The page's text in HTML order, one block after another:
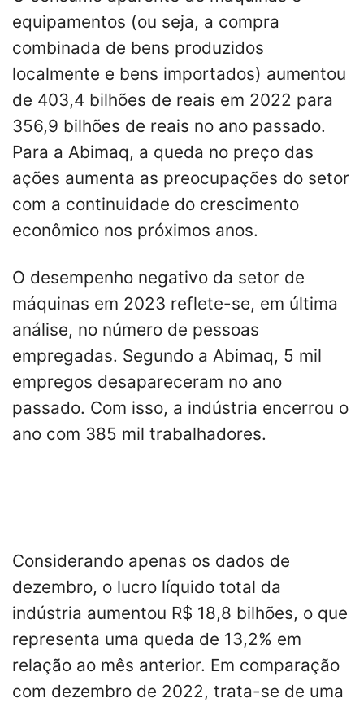
equipamentos (ou seja, a compra
combinada de bens produzidos
localmente e bens importados) aumentou
de 403,4 bilhões de reais em 2022 para
356,9 bilhões de reais no ano passado.
Para a Abimaq, a queda no preço das
ações aumenta as preocupações do setor
com a continuidade do crescimento
econômico nos próximos anos.
O desempenho negativo da setor de
máquinas em 2023 reflete-se, em última
análise, no número de pessoas
empregadas. Segundo a Abimaq, 5 mil
empregos desapareceram no ano
passado. Com isso, a indústria encerrou o
ano com 385 mil trabalhadores.
Considerando apenas os dados de
dezembro, o lucro líquido total da
indústria aumentou R$ 18,8 bilhões, o que
representa uma queda de 13,2% em
relação ao mês anterior. Em comparação
com dezembro de 2022, trata-se de uma